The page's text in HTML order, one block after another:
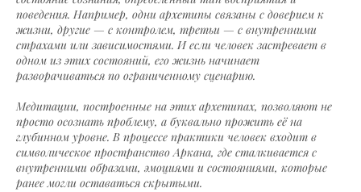
поведения. Например, одни архетипы связаны с доверием к
жизни, другие — с контролем, третьи — с внутренними
страхами или зависимостями. И если человек застревает в
одном из этих состояний, его жизнь начинает
разворачиваться по ограниченному сценарию.
Медитации, построенные на этих архетипах, позволяют не
просто осознать проблему, а буквально прожить её на
глубинном уровне. В процессе практики человек входит в
символическое пространство Аркана, где сталкивается с
внутренними образами, эмоциями и состояниями, которые
ранее могли оставаться скрытыми.